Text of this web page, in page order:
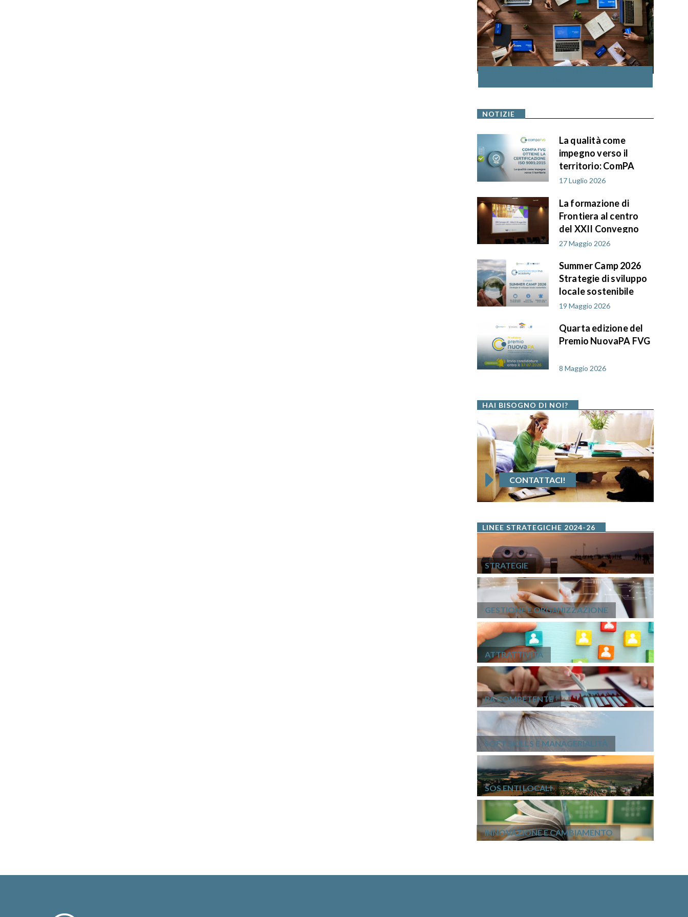
NOTIZIE
La qualità come
impegno verso il
territorio: ComPA
FVG ottiene la
9001:2015
17 Luglio 2026
La formazione di
Frontiera al centro
del XXII Convegno
AIF PA in FVG
27 Maggio 2026
Summer Camp 2026
Strategie di sviluppo
locale sostenibile
19 Maggio 2026
Quarta edizione del
Premio NuovaPA FVG
8 Maggio 2026
HAI BISOGNO DI NOI?
CONTATTACI!
LINEE STRATEGICHE 2024-26
STRATEGIE
GESTIONE E ORGANIZZAZIONE
ATTRATTIVITÀ
PA COMPETENTE
SOFT SKILLS E MANAGERIALITÀ
SOS ENTI LOCALI
INNOVAZIONE E CAMBIAMENTO